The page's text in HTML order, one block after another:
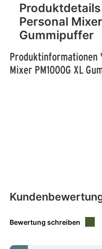
Personal
Gummipuffer
Produktinformationen
Mixer PM1000G XL
Bewertung schreiben